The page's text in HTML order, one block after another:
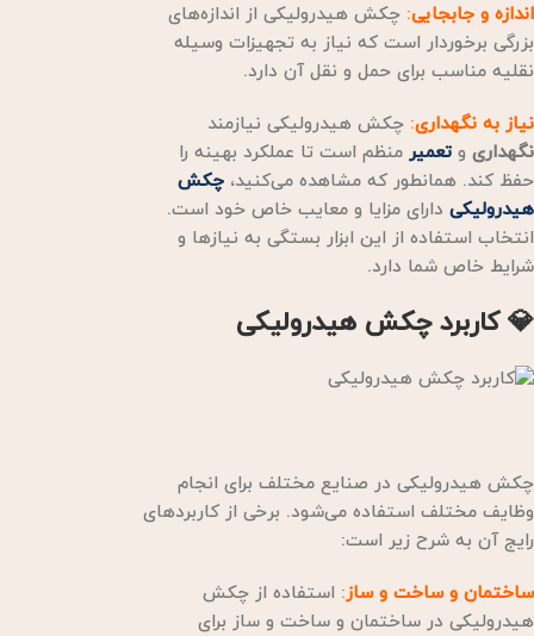
اندازه و جابجایی: چکش هیدرولیکی از اندازه‌های
بزرگی برخوردار است که نیاز به تجهیزات وسیله
نقلیه مناسب برای حمل و نقل آن دارد.
نیاز به نگهداری: چکش هیدرولیکی نیازمند
نگهداری وتعمیر منظم است تا عملکرد بهینه را
حفظ کند. همانطور که مشاهده می‌کنید، چکش
هیدرولیکی دارای مزایا و معایب خاص خود است.
انتخاب استفاده از این ابزار بستگی به نیازها و
شرایط خاص شما دارد.
💎 کاربرد چکش هیدرولیکی
چکش هیدرولیکی در صنایع مختلف برای انجام
وظایف مختلف استفاده می‌شود. برخی از کاربردهای
رایج آن به شرح زیر است:
ساختمان و ساخت و ساز: استفاده از چکش
هیدرولیکی در ساختمان و ساخت و ساز برای